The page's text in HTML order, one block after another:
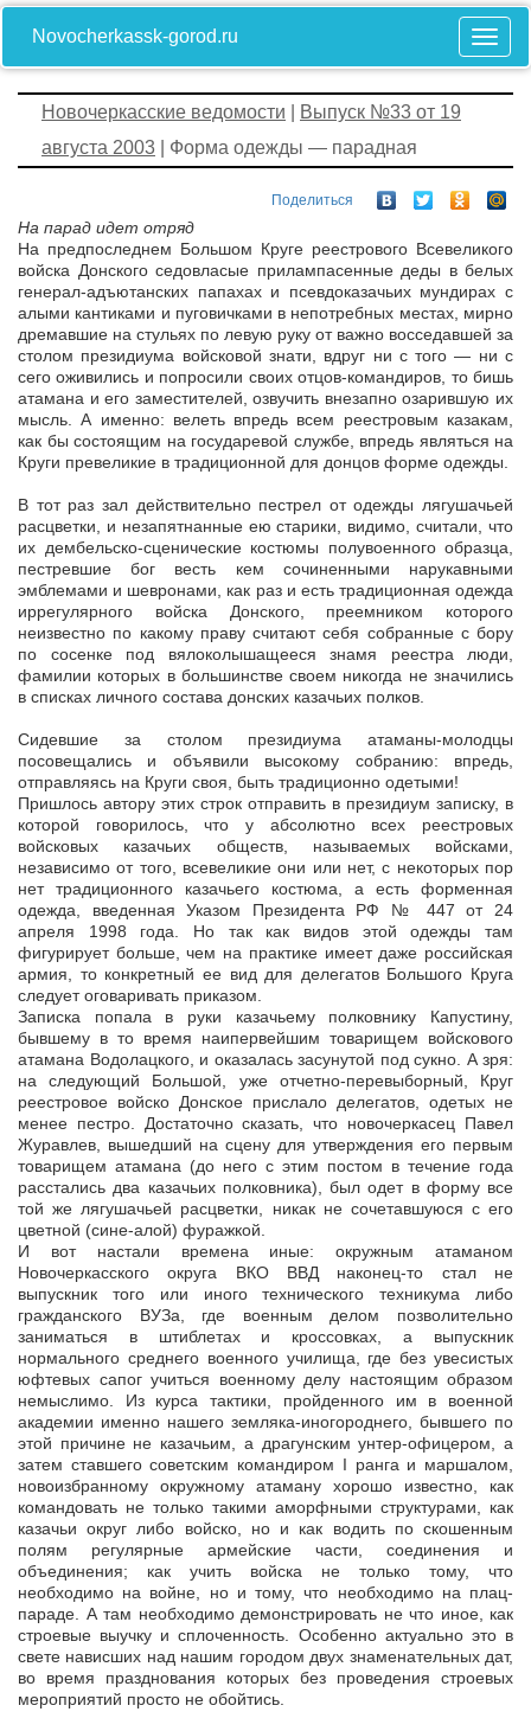
Novocherkassk-gorod.ru
Новочеркасские ведомости
Выпуск №33 от 19
августа 2003 | Форма одежды — парадная
Поделиться
На парад идет отряд
На предпоследнем Большом Круге реестрового Всевеликого
войска Донского седовласые прилампасенные деды в белых
генерал-адъютанских папахах и псевдоказачьих мундирах с
алыми кантиками и пуговичками в непотребных местах, мирно
дремавшие на стульях по левую руку от важно восседавшей за
столом президиума войсковой знати, вдруг ни с того — ни с
сего оживились и попросили своих отцов-командиров, то бишь
атамана и его заместителей, озвучить внезапно озарившую их
мысль. А именно: велеть впредь всем реестровым казакам,
как бы состоящим на государевой службе, впредь являться на
Круги превеликие в традиционной для донцов форме одежды.
В тот раз зал действительно пестрел от одежды лягушачьей
расцветки, и незапятнанные ею старики, видимо, считали, что
их дембельско-сценические костюмы полувоенного образца,
пестревшие бог весть кем сочиненными нарукавными
эмблемами и шевронами, как раз и есть традиционная одежда
иррегулярного войска Донского, преемником которого
неизвестно по какому праву считают себя собранные с бору
по сосенке под вялоколышащееся знамя реестра люди,
фамилии которых в большинстве своем никогда не значились
в списках личного состава донских казачьих полков.
Сидевшие за столом президиума атаманы-молодцы
посовещались и объявили высокому собранию: впредь,
отправляясь на Круги своя, быть традиционно одетыми!
Пришлось автору этих строк отправить в президиум записку, в
которой говорилось, что у абсолютно всех реестровых
войсковых казачьих обществ, называемых войсками,
независимо от того, всевеликие они или нет, с некоторых пор
нет традиционного казачьего костюма, а есть форменная
одежда, введенная Указом Президента РФ № 447 от 24
апреля 1998 года. Но так как видов этой одежды там
фигурирует больше, чем на практике имеет даже российская
армия, то конкретный ее вид для делегатов Большого Круга
следует оговаривать приказом.
Записка попала в руки казачьему полковнику Капустину,
бывшему в то время наипервейшим товарищем войскового
атамана Водолацкого, и оказалась засунутой под сукно. А зря:
на следующий Большой, уже отчетно-перевыборный, Круг
реестровое войско Донское прислало делегатов, одетых не
менее пестро. Достаточно сказать, что новочеркасец Павел
Журавлев, вышедший на сцену для утверждения его первым
товарищем атамана (до него с этим постом в течение года
расстались два казачьих полковника), был одет в форму все
той же лягушачьей расцветки, никак не сочетавшуюся с его
цветной (сине-алой) фуражкой.
И вот настали времена иные: окружным атаманом
Новочеркасского округа ВКО ВВД наконец-то стал не
выпускник того или иного технического техникума либо
гражданского ВУЗа, где военным делом позволительно
заниматься в штиблетах и кроссовках, а выпускник
нормального среднего военного училища, где без увесистых
юфтевых сапог учиться военному делу настоящим образом
немыслимо. Из курса тактики, пройденного им в военной
академии именно нашего земляка-иногороднего, бывшего по
этой причине не казачьим, а драгунским унтер-офицером, а
затем ставшего советским командиром I ранга и маршалом,
новоизбранному окружному атаману хорошо известно, как
командовать не только такими аморфными структурами, как
казачьи округ либо войско, но и как водить по скошенным
полям регулярные армейские части, соединения и
объединения; как учить войска не только тому, что
необходимо на войне, но и тому, что необходимо на плац-
параде. А там необходимо демонстрировать не что иное, как
строевые выучку и сплоченность. Особенно актуально это в
свете нависших над нашим городом двух знаменательных дат,
во время празднования которых без проведения строевых
мероприятий просто не обойтись.